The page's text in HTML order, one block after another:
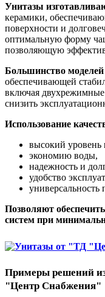
Унитазы
керамики,
поверхности и
оптимальную форму
позволяющую
Большинство
обеспечивающей
включая
снизить
Использование
высокий уровень
экономию воды,
надежность и
удобство
универсальность
Позволяют
систем при
Примеры решений
"Центр Снабжения"